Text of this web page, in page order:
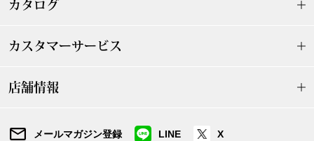
カタログ
カスタマーサービス
店舗情報
メールマガジン登録 LINE X